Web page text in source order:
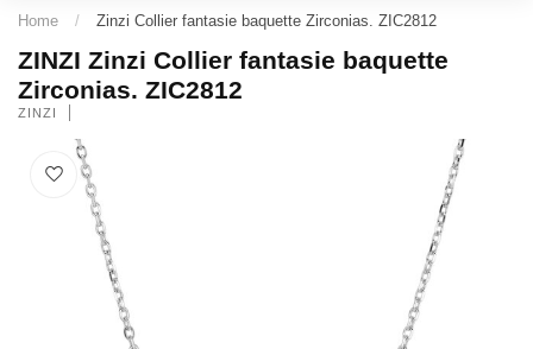
Home / Zinzi Collier fantasie baquette Zirconias. ZIC2812
ZINZI Zinzi Collier fantasie baquette
Zirconias. ZIC2812
ZINZI